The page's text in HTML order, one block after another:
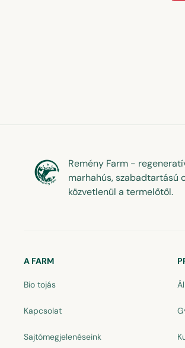
Remény Farm -
marhahús, szabadtartású
közvetlenül a termelőtől.
A FARM
Bio tojás
Kapcsolat
Sajtómegjelenéseink